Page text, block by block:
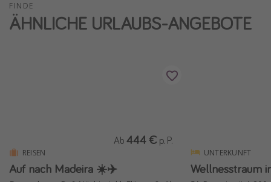
FINDE
ÄHNLICHE URLAUBS-ANGEBOTE
REISEN
Auf nach Madeira ☀️✈️
Ab 444 € p. P.
UNTERKUNFT
Wellnesstraum